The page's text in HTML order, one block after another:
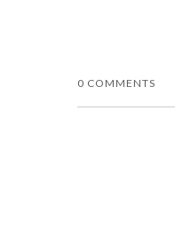
0 COMMENTS